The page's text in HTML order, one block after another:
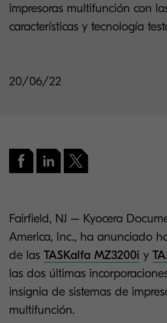
impresoras multifunción con
características y tecnología
20/06/22
Fairfield, NJ – Kyocera
America, Inc., ha anunciado
de las TASKalfa MZ3200i y
las dos últimas
insignia de sistemas de
multifunción.